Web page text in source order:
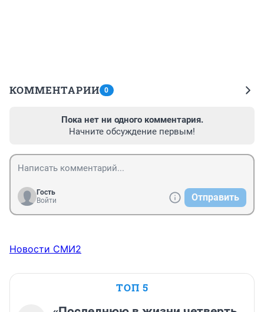
КОММЕНТАРИИ 0
Пока нет ни одного комментария.
Начните обсуждение первым!
Гость
Войти
Отправить
Новости СМИ2
ТОП 5